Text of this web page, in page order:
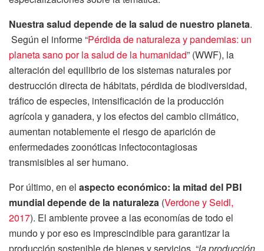
Nuestra salud depende de la salud de nuestro planeta.
Según el informe “Pérdida de naturaleza y pandemias: un
planeta sano por la salud de la humanidad” (WWF), la
alteración del equilibrio de los sistemas naturales por
destrucción directa de hábitats, pérdida de biodiversidad,
tráfico de especies, intensificación de la producción
agrícola y ganadera, y los efectos del cambio climático,
aumentan notablemente el riesgo de aparición de
enfermedades zoonóticas infectocontagiosas
transmisibles al ser humano.
Por último, en el aspecto económico: la mitad del PBI
mundial depende de la naturaleza (Verdone y Seidl,
2017). El ambiente provee a las economías de todo el
mundo y por eso es imprescindible para garantizar la